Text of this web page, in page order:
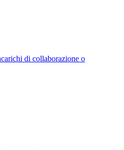
di collaborazione o